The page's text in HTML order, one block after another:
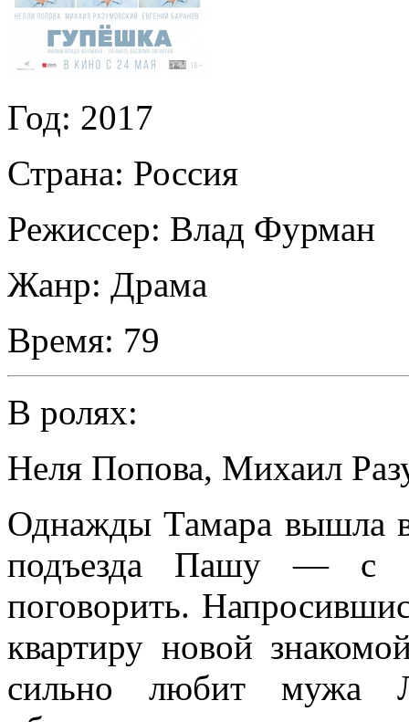
Год: 2017
Страна: Россия
Режиссер: Влад Фурман
Жанр: Драма
Время: 79
В ролях:
Неля Попова, Михаил
Однажды Тамара вышла
подъезда Пашу — с
поговорить.
квартиру новой
сильно любит мужа